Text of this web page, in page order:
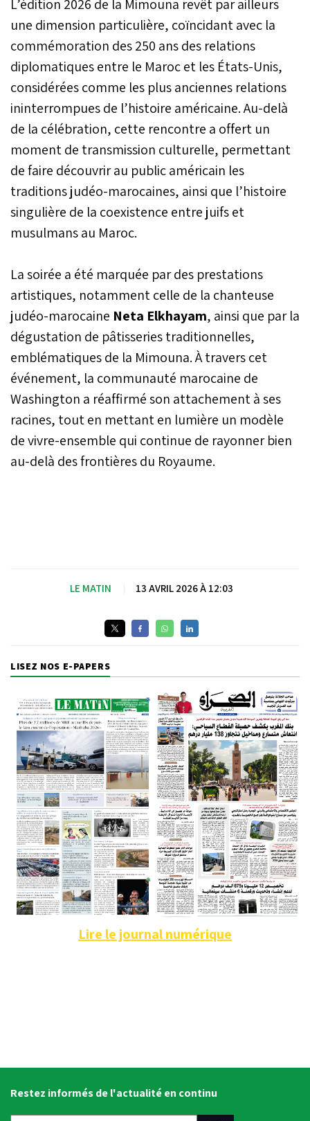
L’édition 2026 de la Mimouna revêt par ailleurs
une dimension particulière, coïncidant avec la
commémoration des 250 ans des relations
diplomatiques entre le Maroc et les États-Unis,
considérées comme les plus anciennes relations
ininterrompues de l’histoire américaine. Au-delà
de la célébration, cette rencontre a offert un
moment de transmission culturelle, permettant
de faire découvrir au public américain les
traditions judéo-marocaines, ainsi que l’histoire
singulière de la coexistence entre juifs et
musulmans au Maroc.
La soirée a été marquée par des prestations
artistiques, notamment celle de la chanteuse
judéo-marocaine Neta Elkhayam, ainsi que par la
dégustation de pâtisseries traditionnelles,
emblématiques de la Mimouna. À travers cet
événement, la communauté marocaine de
Washington a réaffirmé son attachement à ses
racines, tout en mettant en lumière un modèle
de vivre-ensemble qui continue de rayonner bien
au-delà des frontières du Royaume.
LE MATIN 13 AVRIL 2026 À 12:03
LISEZ NOS E-PAPERS
Lire le journal numérique
Restez informés de l'actualité en continu